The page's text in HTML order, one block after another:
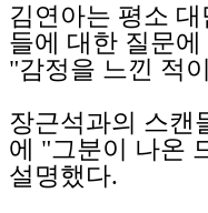
김연아는 평소
들에 대한 질문
"감정을 느낀 적
장근석과의 스캔
에 "그분이 나온
설명했다.